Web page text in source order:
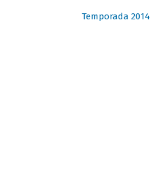
Temporada 2014